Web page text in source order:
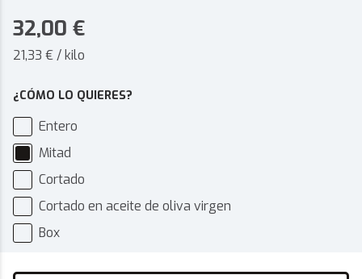
32,00 €
21,33 € / kilo
¿CÓMO LO QUIERES?
Entero
Mitad
Cortado
Cortado en aceite de oliva virgen
Box